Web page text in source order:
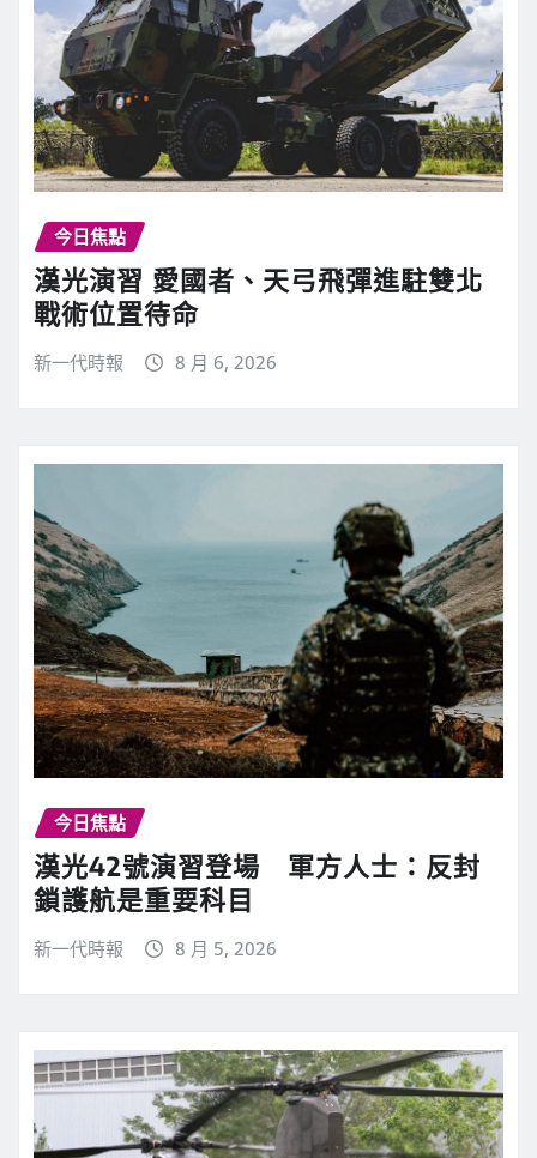
今日焦點
漢光演習 愛國者、天弓飛彈進駐雙北
戰術位置待命
新一代時報 8 月 6, 2026
今日焦點
漢光42號演習登場 軍方人士：反封
鎖護航是重要科目
新一代時報 8 月 5, 2026